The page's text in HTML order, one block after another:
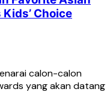
Choice
calon-calon
yang akan datang